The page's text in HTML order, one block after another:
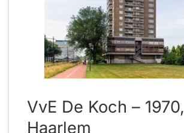
VvE De Koch – 1970,
Haarlem